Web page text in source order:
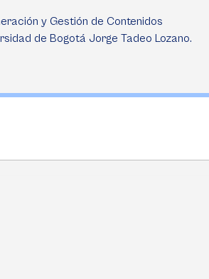
y Gestión de Contenidos
de Bogotá Jorge Tadeo Lozano.